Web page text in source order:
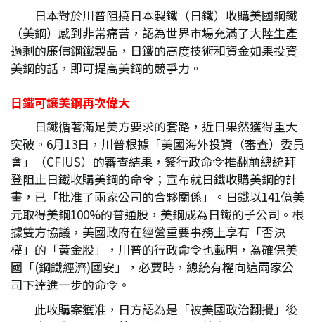
日本對於川普阻撓日本製鐵（日鐵）收購美國鋼鐵
（美鋼）感到非常痛苦，認為世界市場充滿了大陸生產
過剩的廉價鋼鐵製品，日鐵的高度技術和資金如果投資
美鋼的話，即可提高美鋼的競爭力。
日鐵可讓美鋼再次偉大
日鐵循著滿足美方要求的套路，近日果然獲得重大
突破。6月13日，川普根據「美國海外投資（審查）委員
會」（CFIUS）的審查結果，簽行政命令推翻前總統拜
登阻止日鐵收購美鋼的命令；宣布就日鐵收購美鋼的計
畫，已「批准了兩家公司的合夥關係」。日鐵以141億美
元取得美鋼100%的普通股，美鋼成為日鐵的子公司。根
據雙方協議，美國政府在經營重要事務上享有「否決
權」的「黃金股」，川普的行政命令也載明，為確保美
國「(鋼鐵經濟)國安」，必要時，總統有權向這兩家公
司下達進一步的命令。
此收購案獲准，日方認為是「被美國政治翻攪」後